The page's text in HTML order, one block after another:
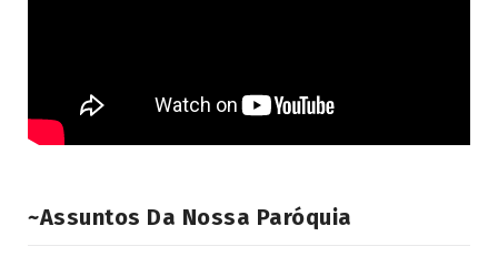
~Assuntos Da Nossa Paróquia